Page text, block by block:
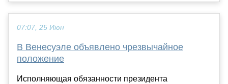
07:07, 25 Июн
В Венесуэле объявлено чрезвычайное
положение
Исполняющая обязанности президента